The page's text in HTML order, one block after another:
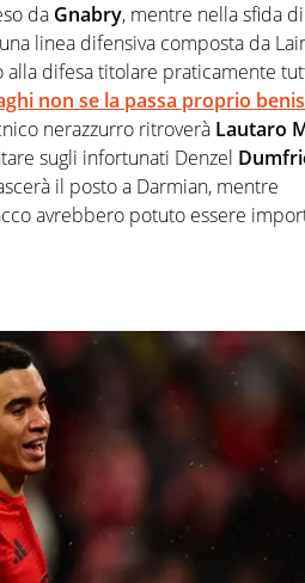
da Gnabry, mentre nella sfida
linea difensiva composta da
alla difesa titolare praticamente
non se la passa proprio
nerazzurro ritroverà Lautaro
sugli infortunati Denzel
il posto a Darmian, mentre
avrebbero potuto essere